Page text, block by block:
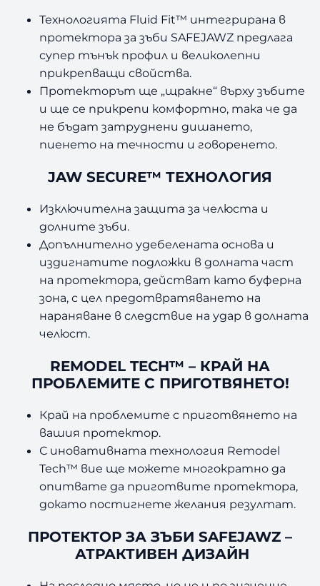
Технологията Fluid Fit™ интегрирана в
протектора за зъби SAFEJAWZ предлага
супер тънък профил и великолепни
прикрепващи свойства.
Протекторът ще „щракне“ върху зъбите
и ще се прикрепи комфортно, така че да
не бъдат затруднени дишането,
пиенето на течности и говоренето.
JAW SECURE™ ТЕХНОЛОГИЯ
Изключителна защита за челюста и
долните зъби.
Допълнително удебелената основа и
издигнатите подложки в долната част
на протектора, действат като буферна
зона, с цел предотвратяването на
нараняване в следствие на удар в долната
челюст.
REMODEL TECH™ – КРАЙ НА
ПРОБЛЕМИТЕ С ПРИГОТВЯНЕТО!
Край на проблемите с приготвянето на
вашия протектор.
С иновативната технология Remodel
Tech™ вие ще можете многократно да
опитвате да приготвите протектора,
докато постигнете желания резултат.
ПРОТЕКТОР ЗА ЗЪБИ SAFEJAWZ –
АТРАКТИВЕН ДИЗАЙН